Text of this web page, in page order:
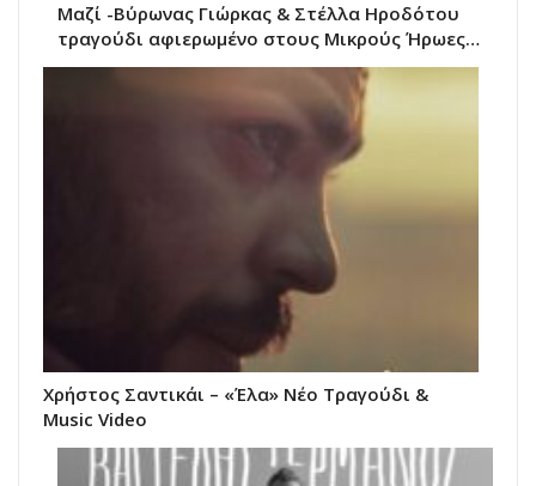
Μαζί -Βύρωνας Γιώρκας & Στέλλα Ηροδότου
τραγούδι αφιερωμένο στους Μικρούς Ήρωες…
Χρήστος Σαντικάι – «Έλα» Νέο Τραγούδι &
Music Video